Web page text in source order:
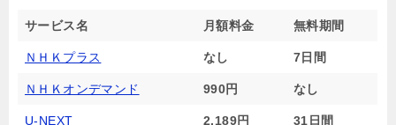
サービス名 月額料金 無料期間
ＮＨＫプラス なし 7日間
ＮＨＫオンデマンド 990円 なし
U-NEXT 2,189円 31日間